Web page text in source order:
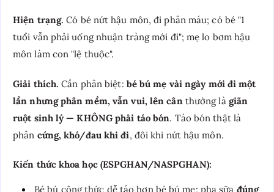
Hiện trạng. Có bé nứt hậu môn, đi phân máu; có bé "1
tuổi vẫn phải uống nhuận tràng mới đi"; mẹ lo bơm hậu
môn làm con "lệ thuộc".
Giải thích. Cần phân biệt: bé bú mẹ vài ngày mới đi một
lần nhưng phân mềm, vẫn vui, lên cân thường là giãn
ruột sinh lý — KHÔNG phải táo bón. Táo bón thật là
phân cứng, khó/đau khi đi, đôi khi nứt hậu môn.
Kiến thức khoa học (ESPGHAN/NASPGHAN):
Bé bú công thức dễ táo hơn bé bú mẹ; pha sữa đúng